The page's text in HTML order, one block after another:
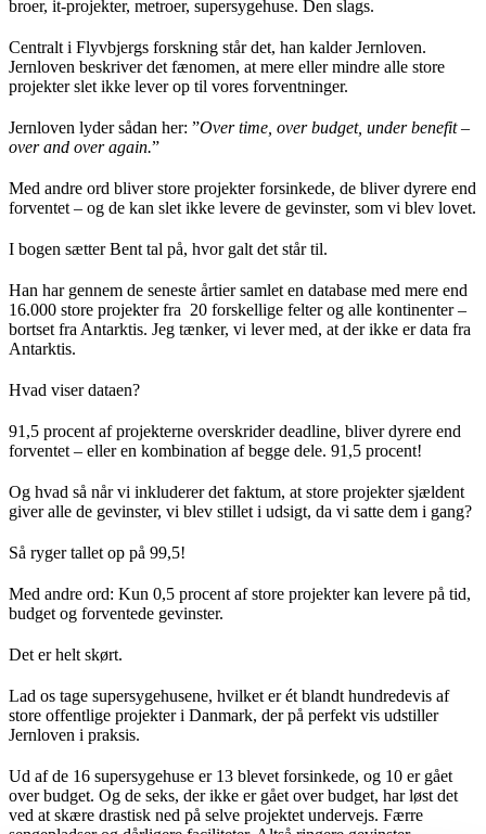
broer, it-projekter, metroer, supersygehuse. Den slags.
Centralt i Flyvbjergs forskning står det, han kalder Jernloven.
Jernloven beskriver det fænomen, at mere eller mindre alle store
projekter slet ikke lever op til vores forventninger.
Jernloven lyder sådan her: ”Over time, over budget, under benefit –
over and over again.”
Med andre ord bliver store projekter forsinkede, de bliver dyrere end
forventet – og de kan slet ikke levere de gevinster, som vi blev lovet.
I bogen sætter Bent tal på, hvor galt det står til.
Han har gennem de seneste årtier samlet en database med mere end
16.000 store projekter fra 20 forskellige felter og alle kontinenter –
bortset fra Antarktis. Jeg tænker, vi lever med, at der ikke er data fra
Antarktis.
Hvad viser dataen?
91,5 procent af projekterne overskrider deadline, bliver dyrere end
forventet – eller en kombination af begge dele. 91,5 procent!
Og hvad så når vi inkluderer det faktum, at store projekter sjældent
giver alle de gevinster, vi blev stillet i udsigt, da vi satte dem i gang?
Så ryger tallet op på 99,5!
Med andre ord: Kun 0,5 procent af store projekter kan levere på tid,
budget og forventede gevinster.
Det er helt skørt.
Lad os tage supersygehusene, hvilket er ét blandt hundredevis af
store offentlige projekter i Danmark, der på perfekt vis udstiller
Jernloven i praksis.
Ud af de 16 supersygehuse er 13 blevet forsinkede, og 10 er gået
over budget. Og de seks, der ikke er gået over budget, har løst det
ved at skære drastisk ned på selve projektet undervejs. Færre